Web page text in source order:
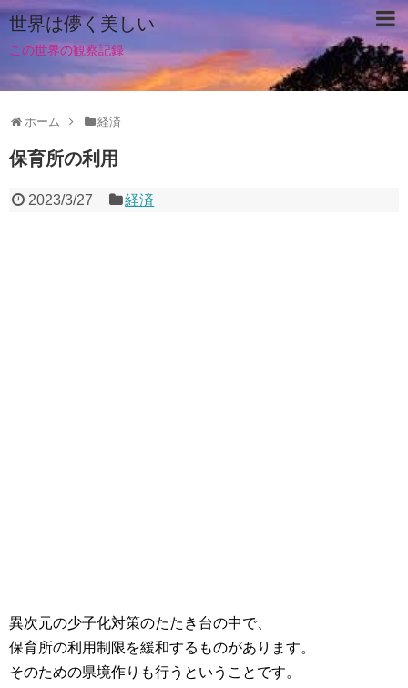
世界は儚く美しい
この世界の観察記録
ホーム 経済
保育所の利用
2023/3/27 経済
異次元の少子化対策のたたき台の中で、
保育所の利用制限を緩和するものがあります。
そのための県境作りも行うということです。